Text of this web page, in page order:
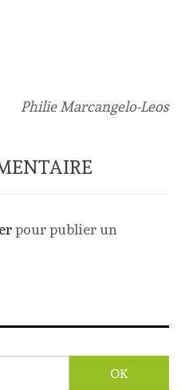
Philie Marcangelo-Leos
pour publier un